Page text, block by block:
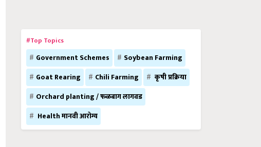
#Top Topics
Government Schemes
Soybean Farming
Goat Rearing
Chili Farming
कृषी प्रक्रिया
Orchard planting / फळबाग लागवड
Health मानवी आरोग्य